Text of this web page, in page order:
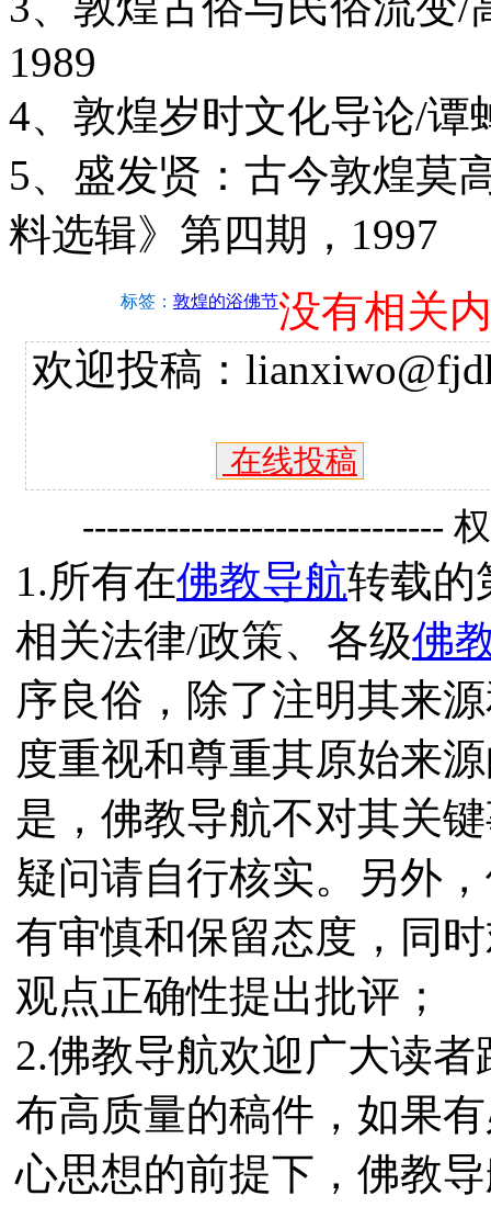
1989
4、敦煌岁时文化导论/谭
5、盛发贤：古今敦煌莫
料选辑》第四期，1997
标签： 敦煌的浴佛节没有相关
欢迎投稿：
在线投稿
------------------------------
1.所有在佛教导航转载的
相关法律/政策、各级佛
序良俗，除了注明其来
度重视和尊重其原始来
是，佛教导航不对其关
疑问请自行核实。另外
有审慎和保留态度，同
观点正确性提出批评；
2.佛教导航欢迎广大读
布高质量的稿件，如果
心思想的前提下，佛教